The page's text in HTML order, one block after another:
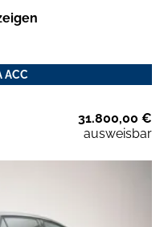
ACC
31.800,00 €
ausweisbar